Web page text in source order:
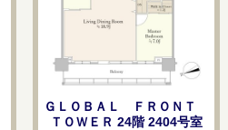
ＧＬＯＢＡＬ ＦＲＯＮＴ
ＴＯＷＥＲ 24階 2404号室